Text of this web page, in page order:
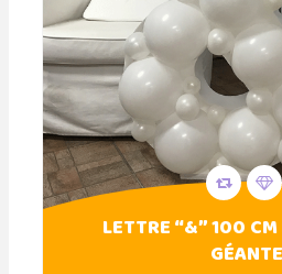
LETTRE “&” 100
GÉANTE